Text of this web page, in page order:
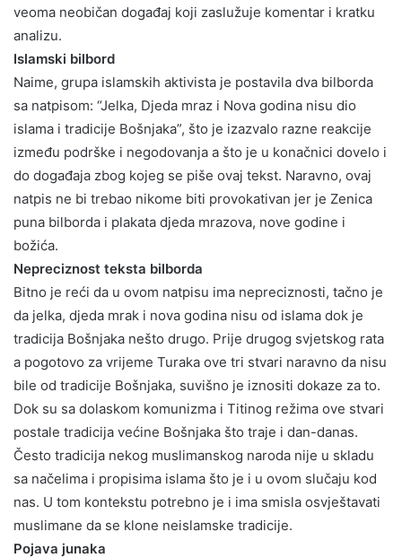
veoma neobičan događaj koji zaslužuje komentar i kratku
analizu.
Islamski bilbord
Naime, grupa islamskih aktivista je postavila dva bilborda
sa natpisom: “Jelka, Djeda mraz i Nova godina nisu dio
islama i tradicije Bošnjaka”, što je izazvalo razne reakcije
između podrške i negodovanja a što je u konačnici dovelo i
do događaja zbog kojeg se piše ovaj tekst. Naravno, ovaj
natpis ne bi trebao nikome biti provokativan jer je Zenica
puna bilborda i plakata djeda mrazova, nove godine i
božića.
Nepreciznost teksta bilborda
Bitno je reći da u ovom natpisu ima nepreciznosti, tačno je
da jelka, djeda mrak i nova godina nisu od islama dok je
tradicija Bošnjaka nešto drugo. Prije drugog svjetskog rata
a pogotovo za vrijeme Turaka ove tri stvari naravno da nisu
bile od tradicije Bošnjaka, suvišno je iznositi dokaze za to.
Dok su sa dolaskom komunizma i Titinog režima ove stvari
postale tradicija većine Bošnjaka što traje i dan-danas.
Često tradicija nekog muslimanskog naroda nije u skladu
sa načelima i propisima islama što je i u ovom slučaju kod
nas. U tom kontekstu potrebno je i ima smisla osvještavati
muslimane da se klone neislamske tradicije.
Pojava junaka